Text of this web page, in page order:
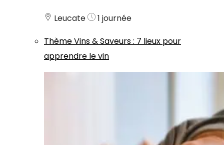
Leucate
1 journée
ThèmeVins & Saveurs: 7 lieux pour
apprendre le vin